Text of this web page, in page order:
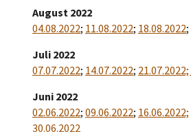
August 2022
04.08.2022; 11.08.2022; 18.08.2022;
Juli 2022
07.07.2022; 14.07.2022; 21.07.2022;
Juni 2022
02.06.2022; 09.06.2022; 16.06.2022;
30.06.2022